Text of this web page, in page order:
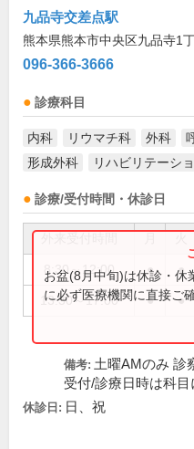
九品寺交差点駅
熊本県熊本市中央区九品寺1
096-366-3666
診療科目
内科 リウマチ科 外科
形成外科
リハビリテーシ
診療/受付時間・休診日
8:30～12:00 ● ●
13:30～17:00 ● ●
お盆(8月中旬)は休診・休
に必ず医療機関に直接ご
備考: 土曜AMのみ 診
受付/診療日時は科
休診日: 日、祝